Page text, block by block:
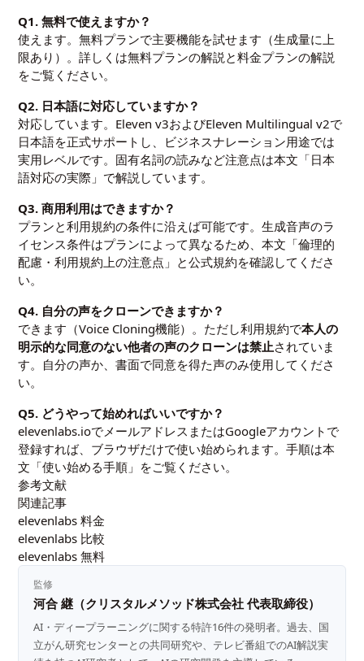
Q1. 無料で使えますか？
使えます。無料プランで主要機能を試せます（生成量に上
限あり）。詳しくは無料プランの解説と料金プランの解説
をご覧ください。
Q2. 日本語に対応していますか？
対応しています。Eleven v3およびEleven Multilingual v2で
日本語を正式サポートし、ビジネスナレーション用途では
実用レベルです。固有名詞の読みなど注意点は本文「日本
語対応の実際」で解説しています。
Q3. 商用利用はできますか？
プランと利用規約の条件に沿えば可能です。生成音声のラ
イセンス条件はプランによって異なるため、本文「倫理的
配慮・利用規約上の注意点」と公式規約を確認してくださ
い。
Q4. 自分の声をクローンできますか？
できます（Voice Cloning機能）。ただし利用規約で本人の
明示的な同意のない他者の声のクローンは禁止されていま
す。自分の声か、書面で同意を得た声のみ使用してくださ
い。
Q5. どうやって始めればいいですか？
elevenlabs.ioでメールアドレスまたはGoogleアカウントで
登録すれば、ブラウザだけで使い始められます。手順は本
文「使い始める手順」をご覧ください。
参考文献
関連記事
elevenlabs 料金
elevenlabs 比較
elevenlabs 無料
監修
河合 継（クリスタルメソッド株式会社 代表取締役）
AI・ディープラーニングに関する特許16件の発明者。過去、国
立がん研究センターとの共同研究や、テレビ番組でのAI解説実